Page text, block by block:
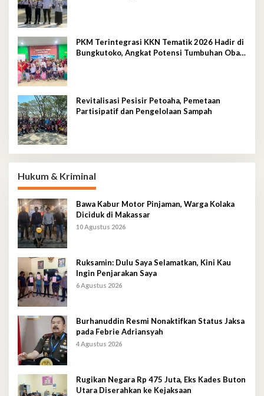
PKM Terintegrasi KKN Tematik 2026 Hadir di
Bungkutoko, Angkat Potensi Tumbuhan Obat
Revitalisasi Pesisir Petoaha, Pemetaan
Partisipatif dan Pengelolaan Sampah
Hukum & Kriminal
Bawa Kabur Motor Pinjaman, Warga Kolaka
Diciduk di Makassar
10 Agustus 2026
Ruksamin: Dulu Saya Selamatkan, Kini Kau
Ingin Penjarakan Saya
6 Agustus 2026
Burhanuddin Resmi Nonaktifkan Status Jaksa
pada Febrie Adriansyah
4 Agustus 2026
Rugikan Negara Rp 475 Juta, Eks Kades Buton
Utara Diserahkan ke Kejaksaan